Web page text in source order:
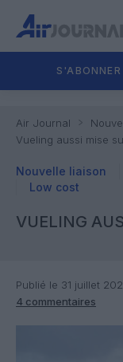
S'ABONNER
Air Journal
Vueling aussi mise
Nouvelle liaison
Low cost
VUELING
Publié le 31 juillet
4 commentaires